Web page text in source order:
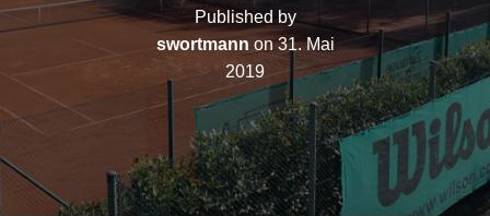
M
S
H
A
L
T
E
N
Published by
swortmann on31. Mai
2019